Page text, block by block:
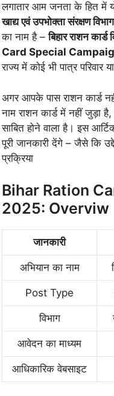
लगातार आम जनता के हित में
खाद्य एवं उपभोक्ता संरक्षण
का नाम है –बिहार राशन
Card Special
राज्य में कोई भी पात्र परिवार
अगर आपके पास राशन कार्ड
नाम राशन कार्ड में नहीं जुड़ा
साबित होने वाला है। इस
पूरी जानकारी देंगे – जैसे कि
प्रक्रिया
Bihar Ration
2025: Overviw
जानकारी
अभियान का नाम
Post Type
विभाग
आवेदन का माध्यम
आधिकारिक वेबसाइट